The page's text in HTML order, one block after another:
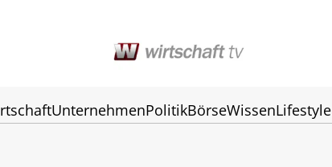
UnternehmenPolitikBörseWissenLifestyle